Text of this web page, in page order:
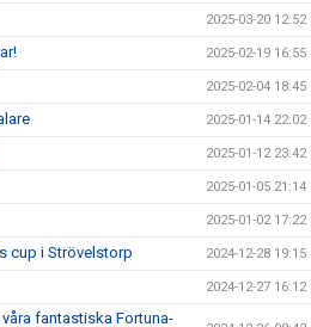
2025-03-20 12:52
2025-02-19 16:55
2025-02-04 18:45
2025-01-14 22:02
2025-01-12 23:42
2025-01-05 21:14
2025-01-02 17:22
cup i Strövelstorp 2024-12-28 19:15
2024-12-27 16:12
fantastiska Fortuna-